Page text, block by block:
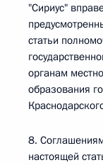
"Сириус"
статьи
органам
образования
8.
настоящей